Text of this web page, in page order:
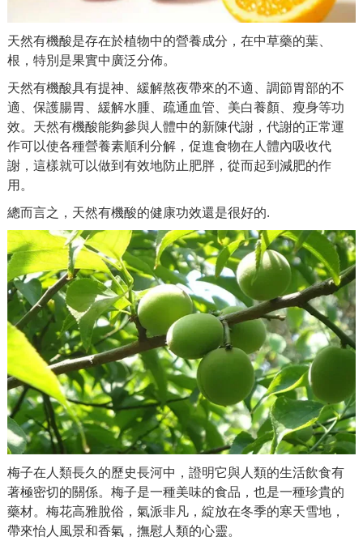
天然有機酸是存在於植物中的營養成分，在中草藥的葉、
根，特別是果實中廣泛分佈。
天然有機酸具有提神、緩解熬夜帶來的不適、調節胃部的不
適、保護腸胃、緩解水腫、疏通血管、美白養顏、瘦身等功
效。天然有機酸能夠參與人體中的新陳代謝，代謝的正常運
作可以使各種營養素順利分解，促進食物在人體內吸收代
謝，這樣就可以做到有效地防止肥胖，從而起到減肥的作
用。
總而言之，天然有機酸的健康功效還是很好的.
梅子在人類長久的歷史長河中，證明它與人類的生活飲食有
著極密切的關係。梅子是一種美味的食品，也是一種珍貴的
藥材。梅花高雅脫俗，氣派非凡，綻放在冬季的寒天雪地，
帶來怡人風景和香氣，撫慰人類的心靈。